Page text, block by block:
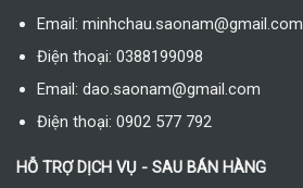
Email: minhchau.saonam@gmail.com
Điện thoại: 0388199098
Email: dao.saonam@gmail.com
Điện thoại: 0902 577 792
HỖ TRỢ DỊCH VỤ - SAU BÁN HÀNG